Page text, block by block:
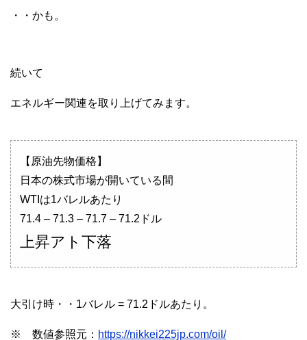
・・かも。
続いて
エネルギー関連を取り上げてみます。
【原油先物価格】
日本の株式市場が開いている間
WTIは1バレルあたり
71.4 – 71.3 – 71.7 – 71.2ドル
上昇アト下落
大引け時・・1バレル = 71.2ドルあたり。
※ 数値参照元： https://nikkei225jp.com/oil/